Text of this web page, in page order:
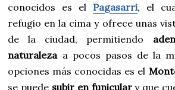
conocidos es el Pagasarri, el
refugio en la cima y ofrece unas
de la ciudad, permitiendo
naturalezaa pocos pasos de la
opciones más conocidas es el
se puede subir en funiculary que